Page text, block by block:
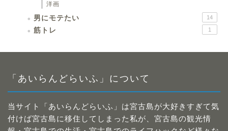
洋画
男にモテたい 14
筋トレ 1
「あいらんどらいふ」について
当サイト「あいらんどらいふ」は宮古島が大好きすぎて気
付けば宮古島に移住してしまった私が、宮古島の観光情